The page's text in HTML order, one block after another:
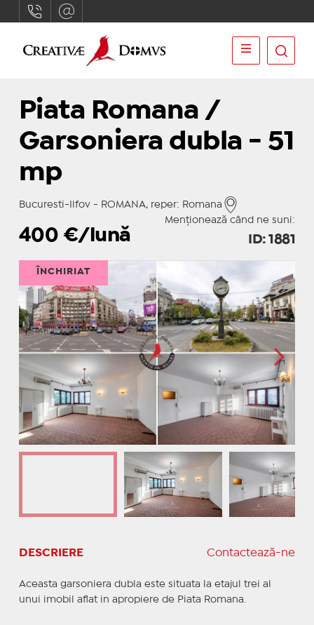
Piata Romana /
Garsoniera dubla - 51
mp
Bucuresti-Ilfov - ROMANA, reper: Romana
Menționează când ne suni:
400 €/lună ID: 1881
ÎNCHIRIAT
DESCRIERE Contactează-ne
Aceasta garsoniera dubla este situata la etajul trei al
unui imobil aflat in apropiere de Piata Romana.